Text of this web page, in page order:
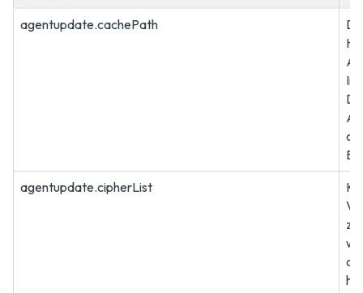
agentupdate.cachePath
agentupdate.cipherList